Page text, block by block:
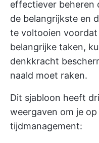
effectiever beheren
de belangrijkste en
te voltooien
belangrijke taken,
denkkracht
naald moet raken.
Dit sjabloon heeft
weergaven om je
tijdmanagement: